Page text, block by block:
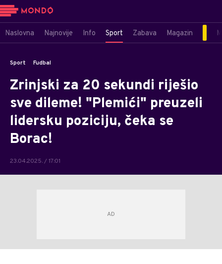
Naslovna Najnovije Info Sport Zabava Magazin
Sport Fudbal
Zrinjski za 20 sekundi riješio
sve dileme! "Plemići" preuzeli
lidersku poziciju, čeka se
Borac!
23.04.2025. / 17:01